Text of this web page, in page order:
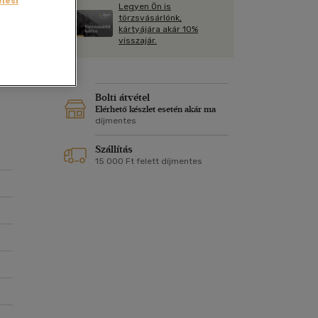
Kártya
Képeslap
Naptár
Legyen Ön is
törzsvásárlónk,
kártyájára akár 10%
visszajár.
Bolti átvétel
Elérhető készlet esetén akár ma
díjmentes
Szállítás
15 000 Ft felett díjmentes